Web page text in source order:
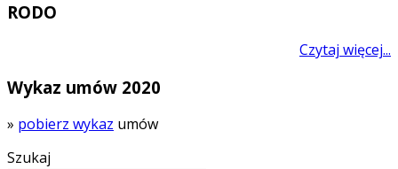
RODO
Czytaj więcej...
Wykaz umów 2020
» pobierz wykaz umów
Szukaj